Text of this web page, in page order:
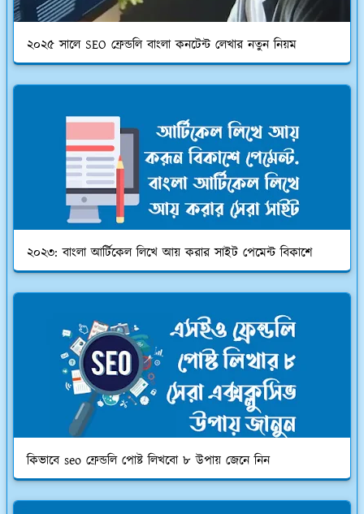
২০২৫ সালে SEO ফ্রেন্ডলি বাংলা কনটেন্ট লেখার নতুন নিয়ম
২০২৩: বাংলা আর্টিকেল লিখে আয় করার সাইট পেমেন্ট বিকাশে
কিভাবে seo ফ্রেন্ডলি পোষ্ট লিখবো ৮ উপায় জেনে নিন